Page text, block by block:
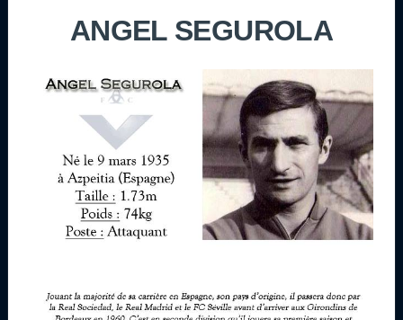
ANGEL SEGUROLA